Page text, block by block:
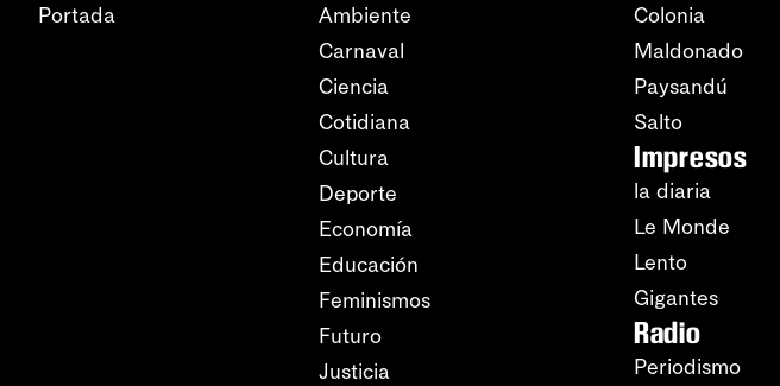
Portada
Ambiente
Carnaval
Ciencia
Cotidiana
Cultura
Deporte
Economía
Educación
Feminismos
Futuro
Justicia
Colonia
Maldonado
Paysandú
Salto
Impresos
la diaria
Le Monde
Lento
Gigantes
Radio
Periodismo